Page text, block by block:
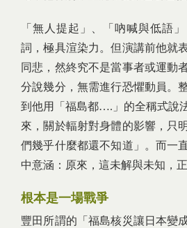
「無人提起」、「吶喊與低語
詞，極具渲染力。但演講前他就
同悲，然終究不是當事者或運動
分說幾分，無需進行恐懼動員。
到他用「福島都….」的全稱式說
來，關於輻射對身體的影響，只
們幾乎什麼都還不知道」。而一
中意涵：原來，這未解與未知，
根本是一場戰爭
豐田所謂的「福島核災讓日本變